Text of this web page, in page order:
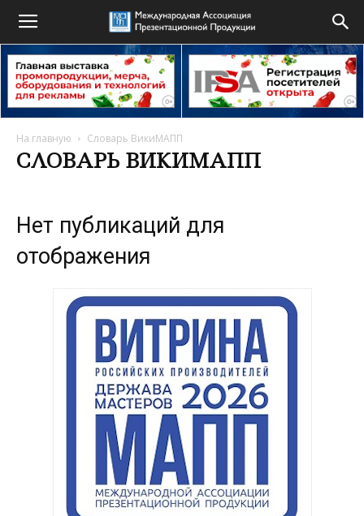
На главную Словарь ВикиМАПП
СЛОВАРЬ ВИКИМАПП
Нет публикаций для
отображения